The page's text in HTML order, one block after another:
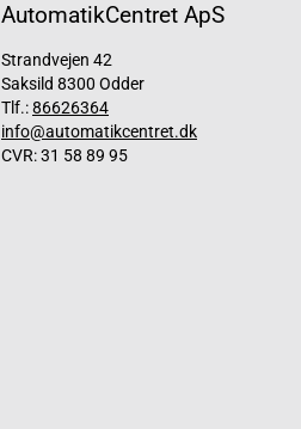
AutomatikCentret ApS
Strandvejen 42
Saksild 8300 Odder
Tlf.:86626364
info@automatikcentret.dk
CVR: 31 58 89 95